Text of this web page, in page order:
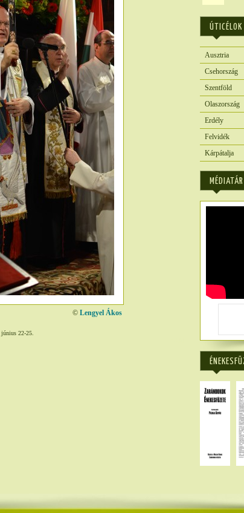
© Lengyel Ákos
22-25.
ÚTICÉLOK
Ausztria
Csehország
Szentföld
Olaszország
Erdély
Felvidék
Kárpátalja
MÉDIATÁR